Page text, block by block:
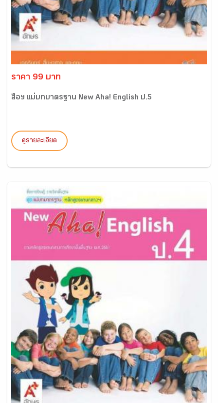
ราคา 99 บาท
สื่อฯ แม่บทมาตรฐาน New Aha! English ป.5
ดูรายละเอียด